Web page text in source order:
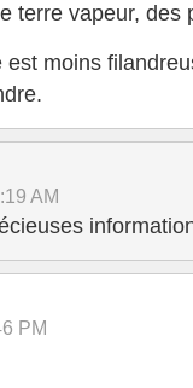
terre vapeur,
moins
AM
PM